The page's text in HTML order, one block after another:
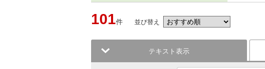
101件 並び替え
テキスト表示